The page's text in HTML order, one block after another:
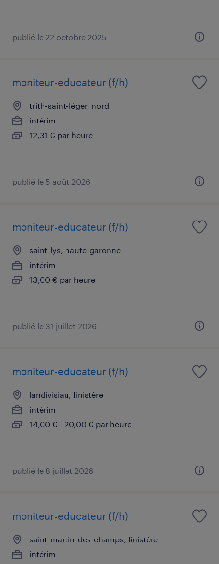
publié le 22 octobre 2025
moniteur-educateur (f/h)
trith-saint-léger, nord
intérim
12,31 € par heure
publié le 5 août 2026
moniteur-educateur (f/h)
saint-lys, haute-garonne
intérim
13,00 € par heure
publié le 31 juillet 2026
moniteur-educateur (f/h)
landivisiau, finistère
intérim
14,00 € - 20,00 € par heure
publié le 8 juillet 2026
moniteur-educateur (f/h)
saint-martin-des-champs, finistère
intérim